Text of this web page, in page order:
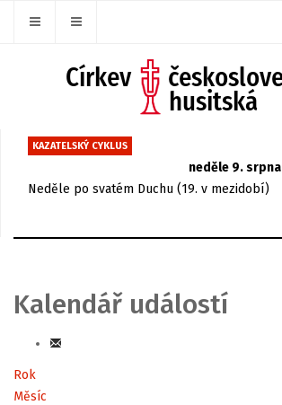
KAZATELSKÝ CYKLUS
neděle 9. srpna
Neděle po svatém Duchu (19. v mezidobí)
Kalendář událostí
Rok
Měsíc